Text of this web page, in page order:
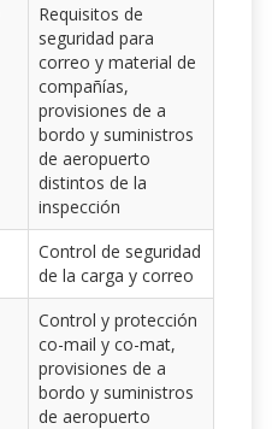
Requisitos de
seguridad para
correo y material de
compañías,
provisiones de a
bordo y suministros
de aeropuerto
distintos de la
inspección
Control de seguridad
de la carga y correo
Control y protección
co-mail y co-mat,
provisiones de a
bordo y suministros
de aeropuerto